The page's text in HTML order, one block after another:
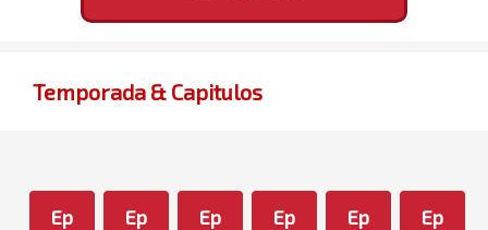
Temporada & Capitulos
Ep Ep Ep Ep Ep Ep